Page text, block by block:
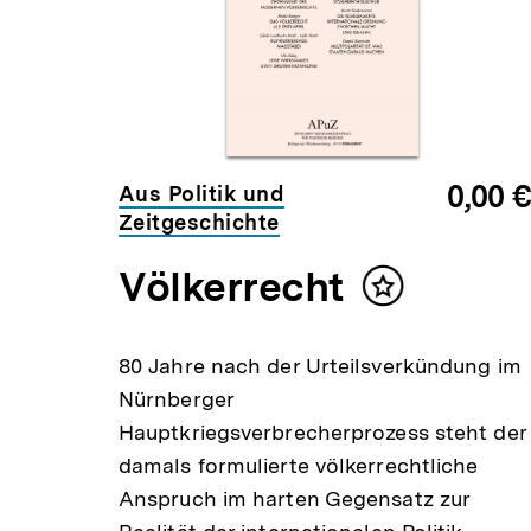
Aus Politik und
Zeitgeschichte
0,00 €
Völkerrecht
Inhalt
80 Jahre nach der Urteilsverkündung im
Nürnberger
Hauptkriegsverbrecherprozess steht der
damals formulierte völkerrechtliche
Anspruch im harten Gegensatz zur